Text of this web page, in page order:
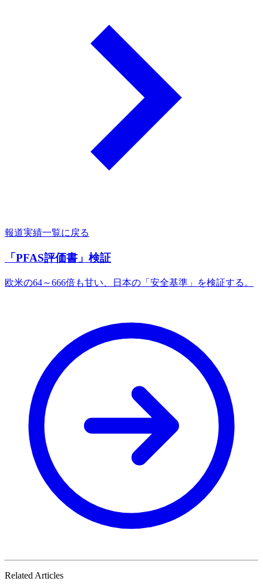
報道実績一覧に戻る
「PFAS評価書」検証
欧米の64～666倍も甘い、日本の「安全基準」を検証する。
Related Articles